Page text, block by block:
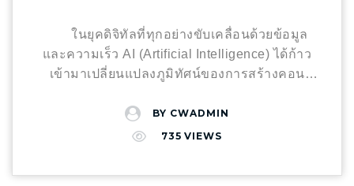
ได้ตามไทม์ไลน์ที่วางไว้ งานเสร็จตรงเวลา ไม่
เลื่อนส่งมอบโดยไม่มีเหตุผล มีการอัปเดตความคืบ
หน้าอย่างสม่ำเสมอ
แนะนำ: ทำแผนงาน
งาน และส่งรายงานความคืบหน้าระหว่างงาน
บริการหลังการขายและการรับประกันงาน การรับ
ความรู้สึกว่า “ได้รับสิทธิพิเศษ” การออกแบบ
Loyalty Program ที่ตอบโจทย์ จึงเป็นอีกหนึ่ง
กลยุทธ์ที่ช่วยสร้างความผูกพันระหว่างร้านกับ
เพื่อแลกของรางวัล เช่น “ซื้อครบ 10 แก้ว ฟรี 1
แก้ว” หรือการมอบส่วนลดและของขวัญเล็กๆ
ในยุคดิจิทัลที่ทุกอย่างขับเคลื่อนด้วยข้อมูล
และความเร็ว AI (Artificial Intelligence) ได้ก้าว
เข้ามาเปลี่ยนแปลงภูมิทัศน์ของการสร้างคอน
ผ่านไป แต่เป็นรากฐานใหม่ที่กำลังปรับเปลี่ยนวิธีที่
เราคิด สร้างสรรค์ เผยแพร่ และวัดผลคอนเทนต์
เป็นขุมพลังสำคัญในการสร้างคอนเทนต์ยุคใหม่
BY CWADMIN
735 VIEWS